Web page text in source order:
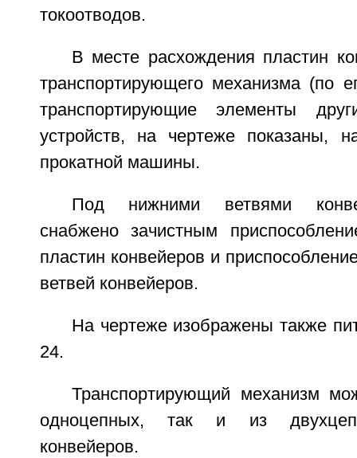
токоотводов.
В месте расхождения пластин
транспортирующего механизма (по
транспортирующие элементы
устройств, на чертеже показаны,
прокатной машины.
Под нижними ветвями
снабжено зачистным
пластин конвейеров и
ветвей конвейеров.
На чертеже изображены также
24.
Транспортирующий механизм
одноцепных, так и из
конвейеров.